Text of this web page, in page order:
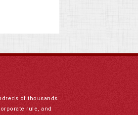
of thousands
rule, and